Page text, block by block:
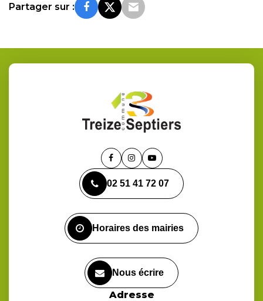
Partager sur :
Lien
le
compte
Lien
le
compte
Lien
la
chaîne
02 51 41 72 07
Horaires des mairies
Nous écrire
Adresse